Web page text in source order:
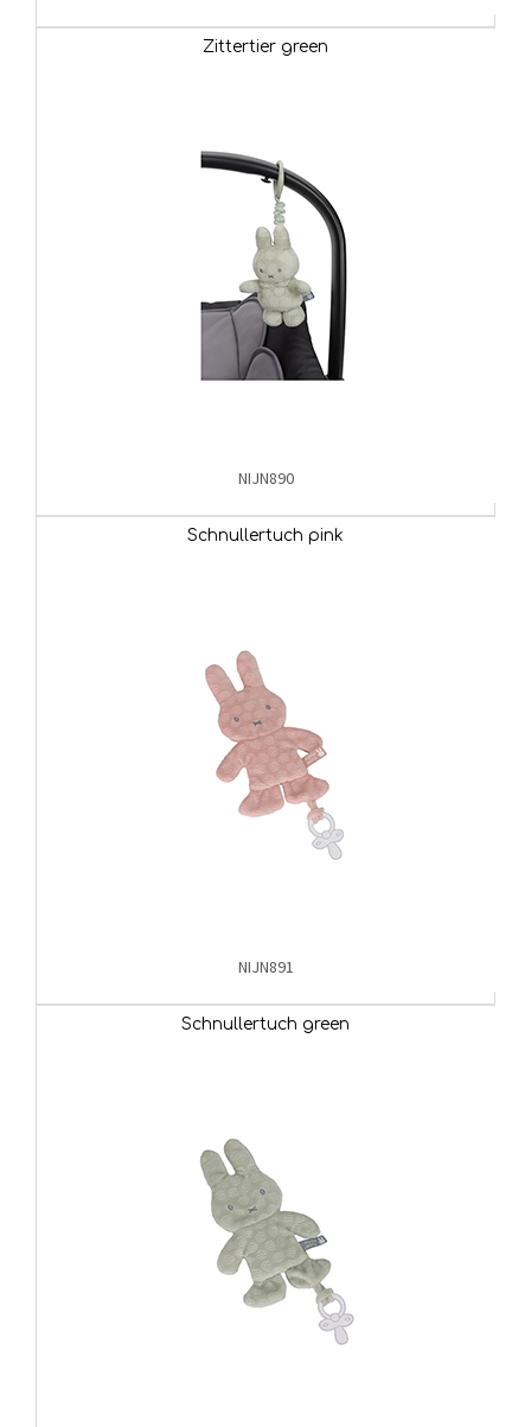
Zittertier green
NIJN890
Schnullertuch pink
NIJN891
Schnullertuch green